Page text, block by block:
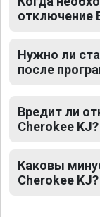
отключение
Нужно ли
после
Вредит ли
Cherokee KJ?
Каковы
Cherokee KJ?